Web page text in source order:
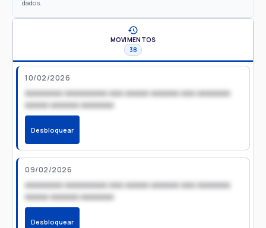
dados.
MOVIMENTOS
38
10/02/2026
xxxxxxxx xxxxxxxxx xxx xxxxx xxxxxx xxx xxxxxxx
xxxxx xxxxxx xxxxxxx
Desbloquear
09/02/2026
xxxxxxxx xxxxxxxxx xxx xxxxx xxxxxx xxx xxxxxxx
xxxxx xxxxxx xxxxxxx
Desbloquear